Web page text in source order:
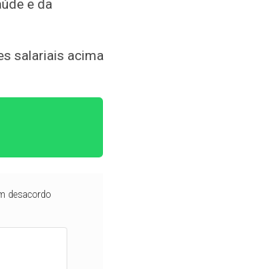
e da
salariais acima
desacordo